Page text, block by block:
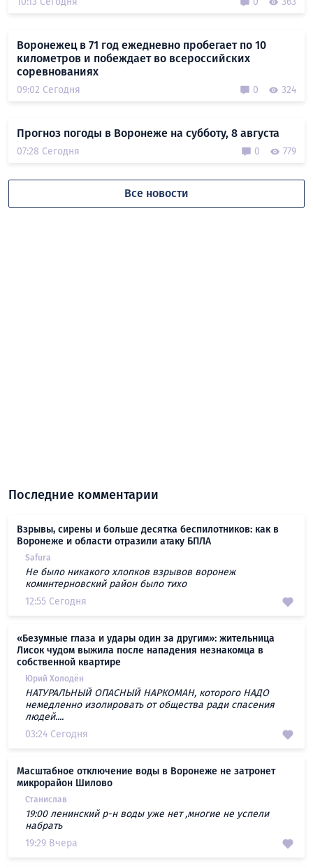
Воронежец в 71 год ежедневно пробегает по 10
километров и побеждает во всероссийских
соревнованиях
09:02 Сегодня 0 324
Прогноз погоды в Воронеже на субботу, 8 августа
07:28 Сегодня 0 779
Все новости
Последние комментарии
Взрывы, сирены и больше десятка беспилотников: как в
Воронеже и области отразили атаку БПЛА
Safura
Не было никакого хлопков взрывов воронеж
коминтерновский район было тихо
12:55 Сегодня
«Безумные глаза и удары один за другим»: жительница
Лисок чудом выжила после нападения незнакомца в
собственной квартире
Юрий Холодён
НАТУРАЛЬНЫЙ ОПАСНЫЙ НАРКОМАН, которого НАДО
немедленно изолировать от общества ради спасения
людей....
03:24 Сегодня
Масштабное отключение воды в Воронеже не затронет
микрорайон Шилово
Станислав
19:00 ленинский р-н воды уже нет ,многие не успели
набрать
19:29 Вчера